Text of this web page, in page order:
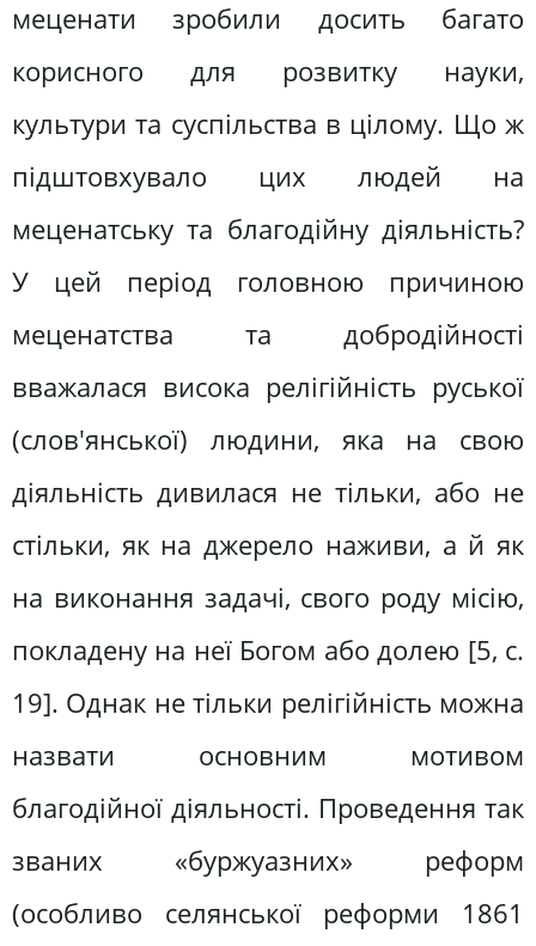
меценати зробили досить багато
корисного для розвитку науки,
культури та суспільства в цілому. Що ж
підштовхувало цих людей на
меценатську та благодійну діяльність?
У цей період головною причиною
меценатства та добродійності
вважалася висока релігійність руської
(слов'янської) людини, яка на свою
діяльність дивилася не тільки, або не
стільки, як на джерело наживи, а й як
на виконання задачі, свого роду місію,
покладену на неї Богом або долею [5, с.
19]. Однак не тільки релігійність можна
назвати основним мотивом
благодійної діяльності. Проведення так
званих «буржуазних» реформ
(особливо селянської реформи 1861